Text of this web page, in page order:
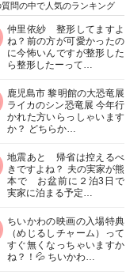
問の中で人気のランキング
仲里依紗 整形してますよ
ね？前の方が可愛かったの
に今怖いんですが整形した
ら整形したーって…
鹿児島市 黎明館の大恐竜展
ライカのシン恐竜展 今年行
かれた方いらっしゃいます
か？ どちらか…
地震あと 帰省は控えるべ
きですよね？ 夫の実家が熊
本で お盆前に２泊3日で
実家に泊まる予定…
ちいかわの映画の入場特典
（めじるしチャーム）って
すぐ無くなっちゃいますか
ね？！💦 ちいかわ…